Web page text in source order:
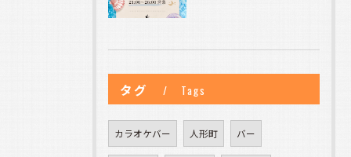
タグ Tags
カラオケバー 人形町 バー